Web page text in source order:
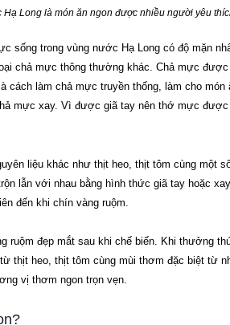
Hạ Long là món ăn ngon được nhiều người yêu
sống trong vùng nước Hạ Long có độ mặn
chả mực thông thường khác. Chả mực được
cách làm chả mực truyền thống, làm cho
mực xay. Vì được giã tay nên thớ mực được
liệu khác như thịt heo, thịt tôm cùng một
lẫn với nhau bằng hình thức giã tay hoặc
đến khi chín vàng ruộm.
ruộm đẹp mắt sau khi chế biến. Khi thưởng
thịt heo, thịt tôm cùng mùi thơm đặc biệt từ
vị thơm ngon trọn vẹn.